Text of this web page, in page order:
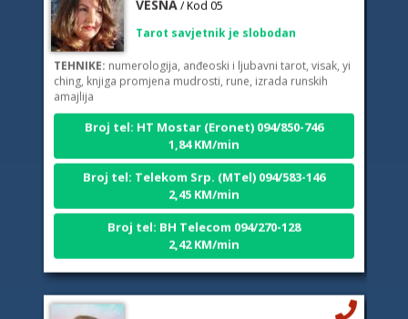
TEHNIKE:numerologija, anđeoski i ljubavni tarot, visak, yi
ching, knjiga promjena mudrosti, rune, izrada runskih
amajlija
Broj tel: HT Mostar (Eronet) 094/850-746
1,84 KM/min
Broj tel: Telekom Srp. (MTel) 094/583-146
2,45 KM/min
Broj tel: BH Telecom 094/270-128
2,42 KM/min